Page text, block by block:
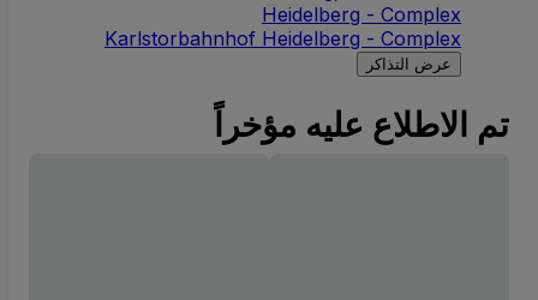
Heidelberg - Complex
Karlstorbahnhof Heidelberg - Complex
عرض التذاكر
تم الاطلاع عليه مؤخراً